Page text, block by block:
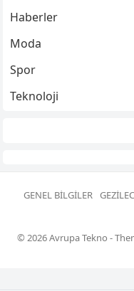
Haberler
Moda
Spor
Teknoloji
GENEL BILGILER
© 2026Avrupa Tekno -